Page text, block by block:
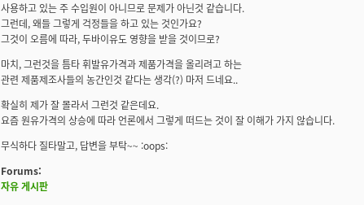
사용하고 있는 주 수입원이 아니므로 문제가 아닌것 같습니다.
그런데, 왜들 그렇게 걱정들을 하고 있는 것인가요?
그것이 오름에 따라, 두바이유도 영향을 받을 것이므로?
마치, 그런것을 틈타 휘발유가격과 제품가격을 올리려고 하는
관련 제품제조사들의 농간인것 같다는 생각(?) 마저 드네요..
확실히 제가 잘 몰라서 그런것 같은데요.
요즘 원유가격의 상승에 따라 언론에서 그렇게 떠드는 것이 잘 이해가 가지 않습니다.
무식하다 질타말고, 답변을 부탁~~ :oops:
Forums:
자유 게시판